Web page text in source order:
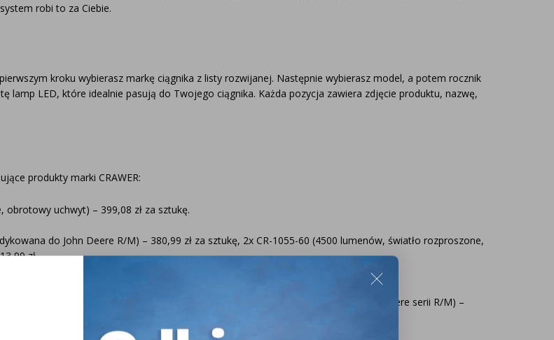
Wybierz markę, model i rocznik swojego ciągnika, a nasz
maksymalną efektywność oświetlenia.
robi to za Ciebie.
kroku wybierasz markę ciągnika z listy rozwijanej. Następnie wybierasz model, a potem rocznik
lamp LED, które idealnie pasują do Twojego ciągnika. Każda pozycja zawiera zdjęcie produktu, nazwę,
produkty marki CRAWER:
obrotowy uchwyt) – 399,08 zł za sztukę.
do John Deere R/M) – 380,99 zł za sztukę, 2x CR-1055-60 (4500 lumenów, światło rozproszone,
zł.
w masce: 2x CR-1031 (4000 lumenów, do zabudowy) – 311,99 zł za sztukę.
homologacja drogowa) – 859,97 zł oraz CR-3041S (2x lampa przednia LED do John Deere serii R/M) –